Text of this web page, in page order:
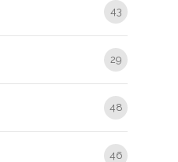
43
29
48
46